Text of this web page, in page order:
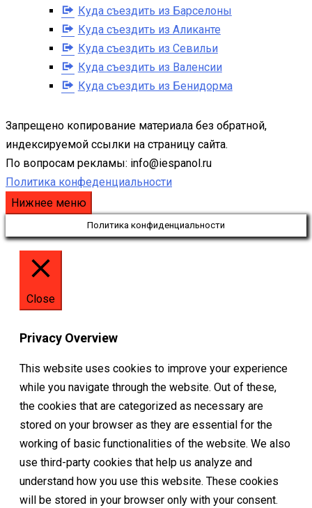
Куда съездить из Барселоны
Куда съездить из Аликанте
Куда съездить из Севильи
Куда съездить из Валенсии
Куда съездить из Бенидорма
Запрещено копирование материала без обратной,
индексируемой ссылки на страницу сайта.
По вопросам рекламы: info@iespanol.ru
Политика конфеденциальности
Нижнее меню
Политика конфиденциальности
Close
Privacy Overview
This website uses cookies to improve your experience
while you navigate through the website. Out of these,
the cookies that are categorized as necessary are
stored on your browser as they are essential for the
working of basic functionalities of the website. We also
use third-party cookies that help us analyze and
understand how you use this website. These cookies
will be stored in your browser only with your consent.